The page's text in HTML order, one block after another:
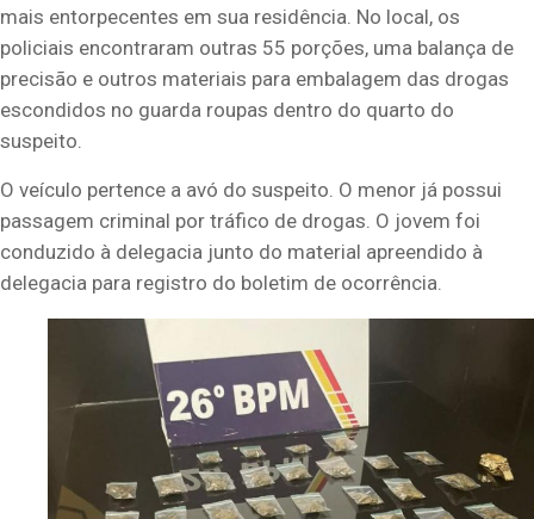
mais entorpecentes em sua residência. No local, os
policiais encontraram outras 55 porções, uma balança de
precisão e outros materiais para embalagem das drogas
escondidos no guarda roupas dentro do quarto do
suspeito.
O veículo pertence a avó do suspeito. O menor já possui
passagem criminal por tráfico de drogas. O jovem foi
conduzido à delegacia junto do material apreendido à
delegacia para registro do boletim de ocorrência.